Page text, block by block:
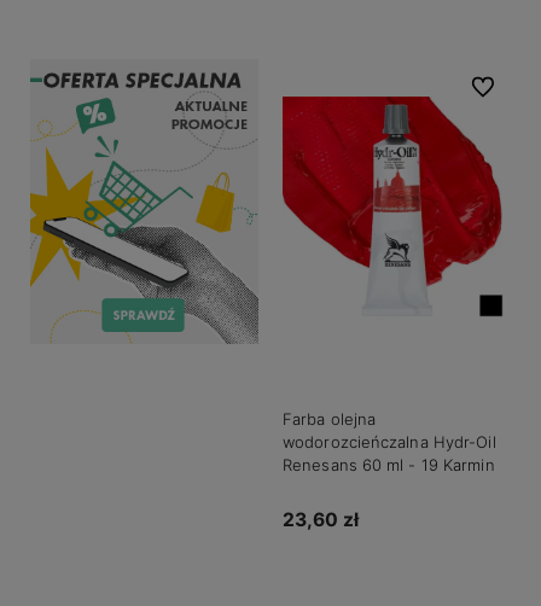
Farba olejna
wodorozcieńczalna Hydr-Oil
Renesans 60 ml - 19 Karmin
23,60 zł
Do